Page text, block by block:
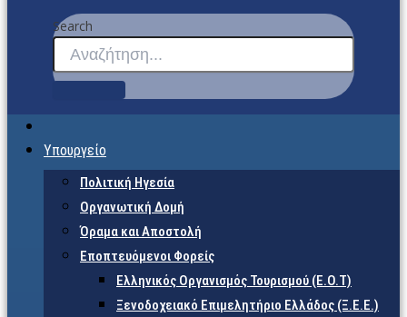
Search
Υπουργείο
Πολιτική Ηγεσία
Οργανωτική Δομή
Όραμα και Αποστολή
Εποπτευόμενοι Φορείς
Eλληνικός Οργανισμός Τουρισμού (Ε.Ο.Τ)
Ξενοδοχειακό Επιμελητήριο Ελλάδος (Ξ.Ε.Ε.)